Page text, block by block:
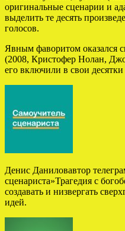
оригинальные сценарии и
выделить те десять
голосов.
Явным фаворитом оказался
(2008, Кристофер Нолан,
его включили в свои
Денис Даниловавтор
сценариста»Трагедия c
создавать и низвергать
идей.